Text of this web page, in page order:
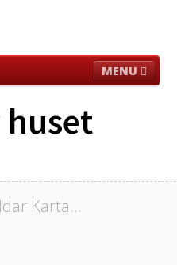
MENU
Logen Länkar
Karta...